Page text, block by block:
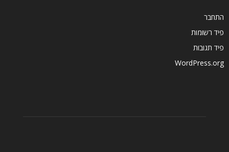
התחבר
פיד רשומות
פיד תגובות
WordPress.org